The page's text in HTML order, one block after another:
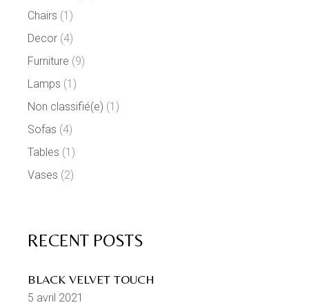
Chairs (1)
Decor (4)
Furniture (9)
Lamps (1)
Non classifié(e) (1)
Sofas (4)
Tables (1)
Vases (2)
RECENT POSTS
BLACK VELVET TOUCH
5 avril 2021